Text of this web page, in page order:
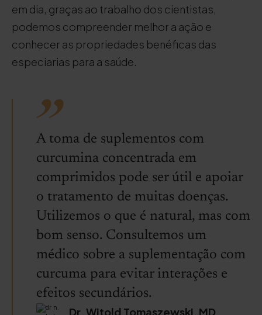
em dia, graças ao trabalho dos cientistas,
podemos compreender melhor a ação e
conhecer as propriedades benéficas das
especiarias para a saúde.
A toma de suplementos com
curcumina concentrada em
comprimidos pode ser útil e apoiar
o tratamento de muitas doenças.
Utilizemos o que é natural, mas com
bom senso. Consultemos um
médico sobre a suplementação com
curcuma para evitar interações e
efeitos secundários.
Dr. Witold Tomaszewski, MD